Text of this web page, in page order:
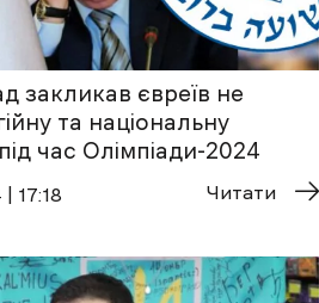
закликав євреїв не
та національну
час Олімпіади-2024
17:18 Читати